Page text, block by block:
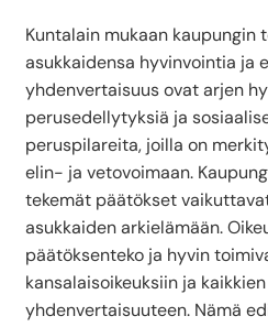
Kuntalain mukaan kaupungin
asukkaidensa hyvinvointia ja
yhdenvertaisuus ovat arjen
perusedellytyksiä ja
peruspilareita, joilla on
elin- ja vetovoimaan.
tekemät päätökset
asukkaiden arkielämään.
päätöksenteko ja hyvin
kansalaisoikeuksiin ja
yhdenvertaisuuteen. Nämä